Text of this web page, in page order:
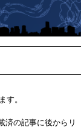
す。
済の記事に後からリ